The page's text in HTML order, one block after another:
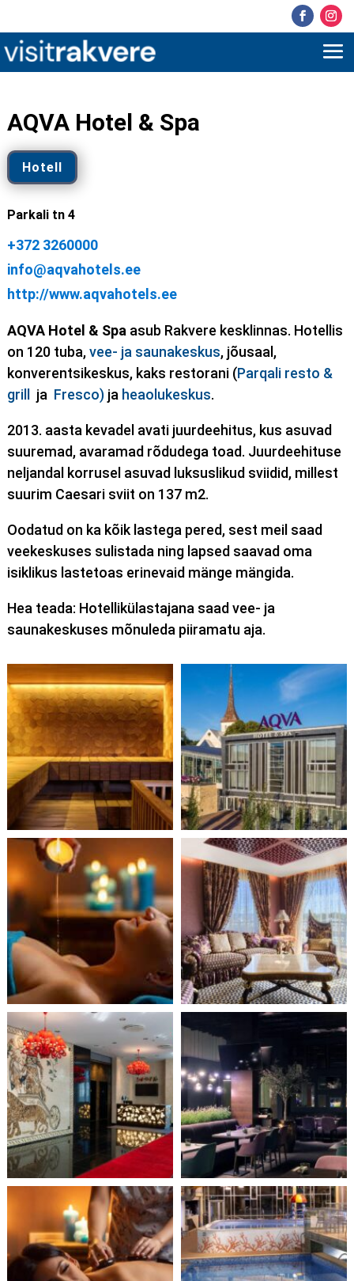
AQVA Hotel & Spa
Hotell
Parkali tn 4
+372 3260000
info@aqvahotels.ee
http://www.aqvahotels.ee
AQVA Hotel & Spa asub Rakvere kesklinnas. Hotellis
on 120 tuba,vee- ja saunakeskus, jõusaal,
konverentsikeskus, kaks restorani (Parqali resto &
grill ja Fresco)ja heaolukeskus.
2013. aasta kevadel avati juurdeehitus, kus asuvad
suuremad, avaramad rõdudega toad. Juurdeehituse
neljandal korrusel asuvad luksuslikud sviidid, millest
suurim Caesari sviit on 137 m2.
Oodatud on ka kõik lastega pered, sest meil saad
veekeskuses sulistada ning lapsed saavad oma
isiklikus lastetoas erinevaid mänge mängida.
Hea teada: Hotellikülastajana saad vee- ja
saunakeskuses mõnuleda piiramatu aja.